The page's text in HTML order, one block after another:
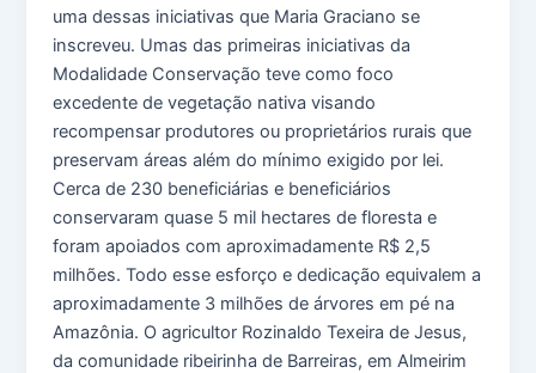
uma dessas iniciativas que Maria Graciano se
inscreveu. Umas das primeiras iniciativas da
Modalidade Conservação teve como foco
excedente de vegetação nativa visando
recompensar produtores ou proprietários rurais que
preservam áreas além do mínimo exigido por lei.
Cerca de 230 beneficiárias e beneficiários
conservaram quase 5 mil hectares de floresta e
foram apoiados com aproximadamente R$ 2,5
milhões. Todo esse esforço e dedicação equivalem a
aproximadamente 3 milhões de árvores em pé na
Amazônia. O agricultor Rozinaldo Texeira de Jesus,
da comunidade ribeirinha de Barreiras, em Almeirim